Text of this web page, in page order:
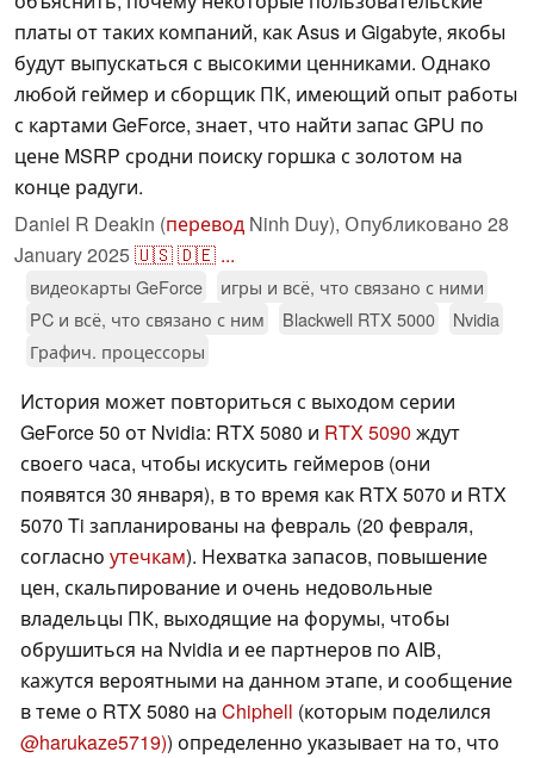
платы от таких компаний, как Asus и Gigabyte, якобы
будут выпускаться с высокими ценниками. Однако
любой геймер и сборщик ПК, имеющий опыт работы
с картами GeForce, знает, что найти запас GPU по
цене MSRP сродни поиску горшка с золотом на
конце радуги.
Daniel R Deakin (перевод Ninh Duy), Опубликовано 28
January 2025🇺🇸🇩🇪 ...
видеокарты GeForce
игры и всё, что связано с ними
PC и всё, что связано с ним
Blackwell RTX 5000
Nvidia
Графич. процессоры
История может повториться с выходом серии
GeForce 50 от Nvidia: RTX 5080 и RTX 5090 ждут
своего часа, чтобы искусить геймеров (они
появятся 30 января), в то время как RTX 5070 и RTX
5070 Ti запланированы на февраль (20 февраля,
согласно утечкам). Нехватка запасов, повышение
цен, скальпирование и очень недовольные
владельцы ПК, выходящие на форумы, чтобы
обрушиться на Nvidia и ее партнеров по AIB,
кажутся вероятными на данном этапе, и сообщение
в теме о RTX 5080 на Chiphell (которым поделился
@harukaze5719)) определенно указывает на то, что